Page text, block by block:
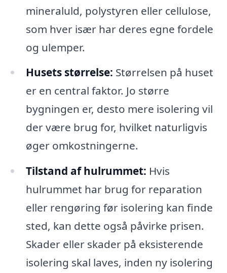
mineraluld, polystyren eller cellulose,
som hver især har deres egne fordele
og ulemper.
Husets størrelse: Størrelsen på huset
er en central faktor. Jo større
bygningen er, desto mere isolering vil
der være brug for, hvilket naturligvis
øger omkostningerne.
Tilstand af hulrummet: Hvis
hulrummet har brug for reparation
eller rengøring før isolering kan finde
sted, kan dette også påvirke prisen.
Skader eller skader på eksisterende
isolering skal laves, inden ny isolering